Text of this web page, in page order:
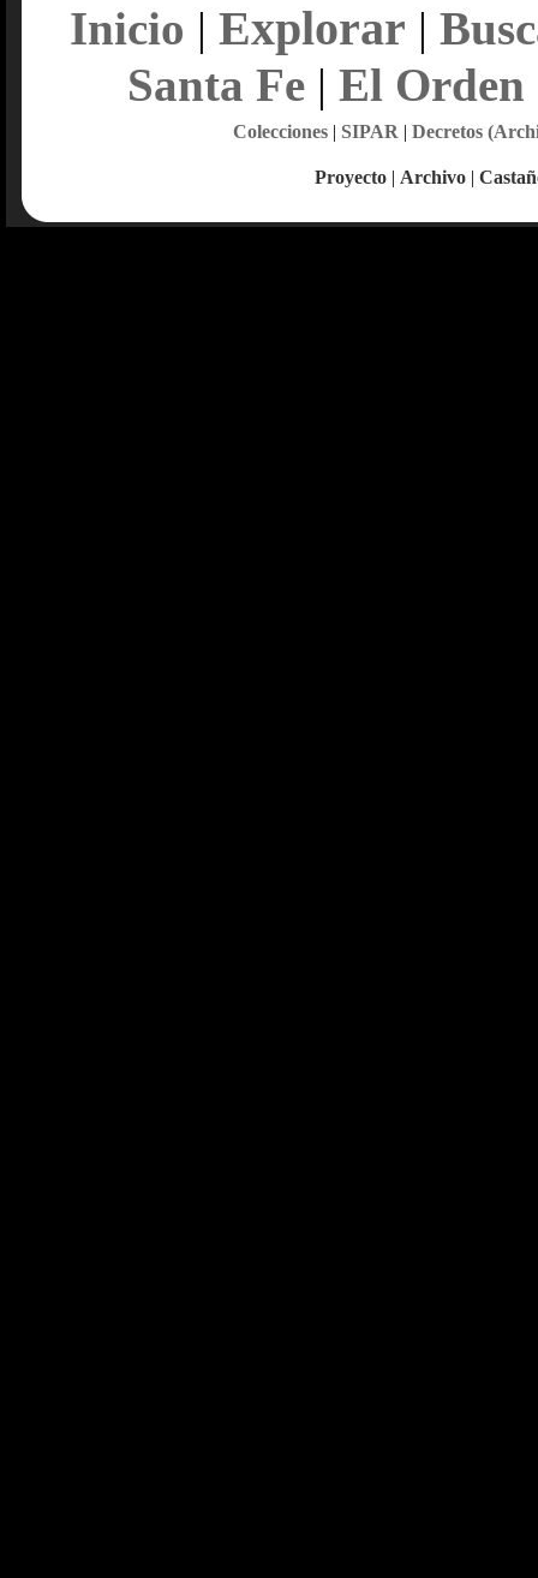
Inicio | Explorar |
Santa Fe| El Orden
Colecciones| SIPAR | Decretos
Proyecto | Archivo |